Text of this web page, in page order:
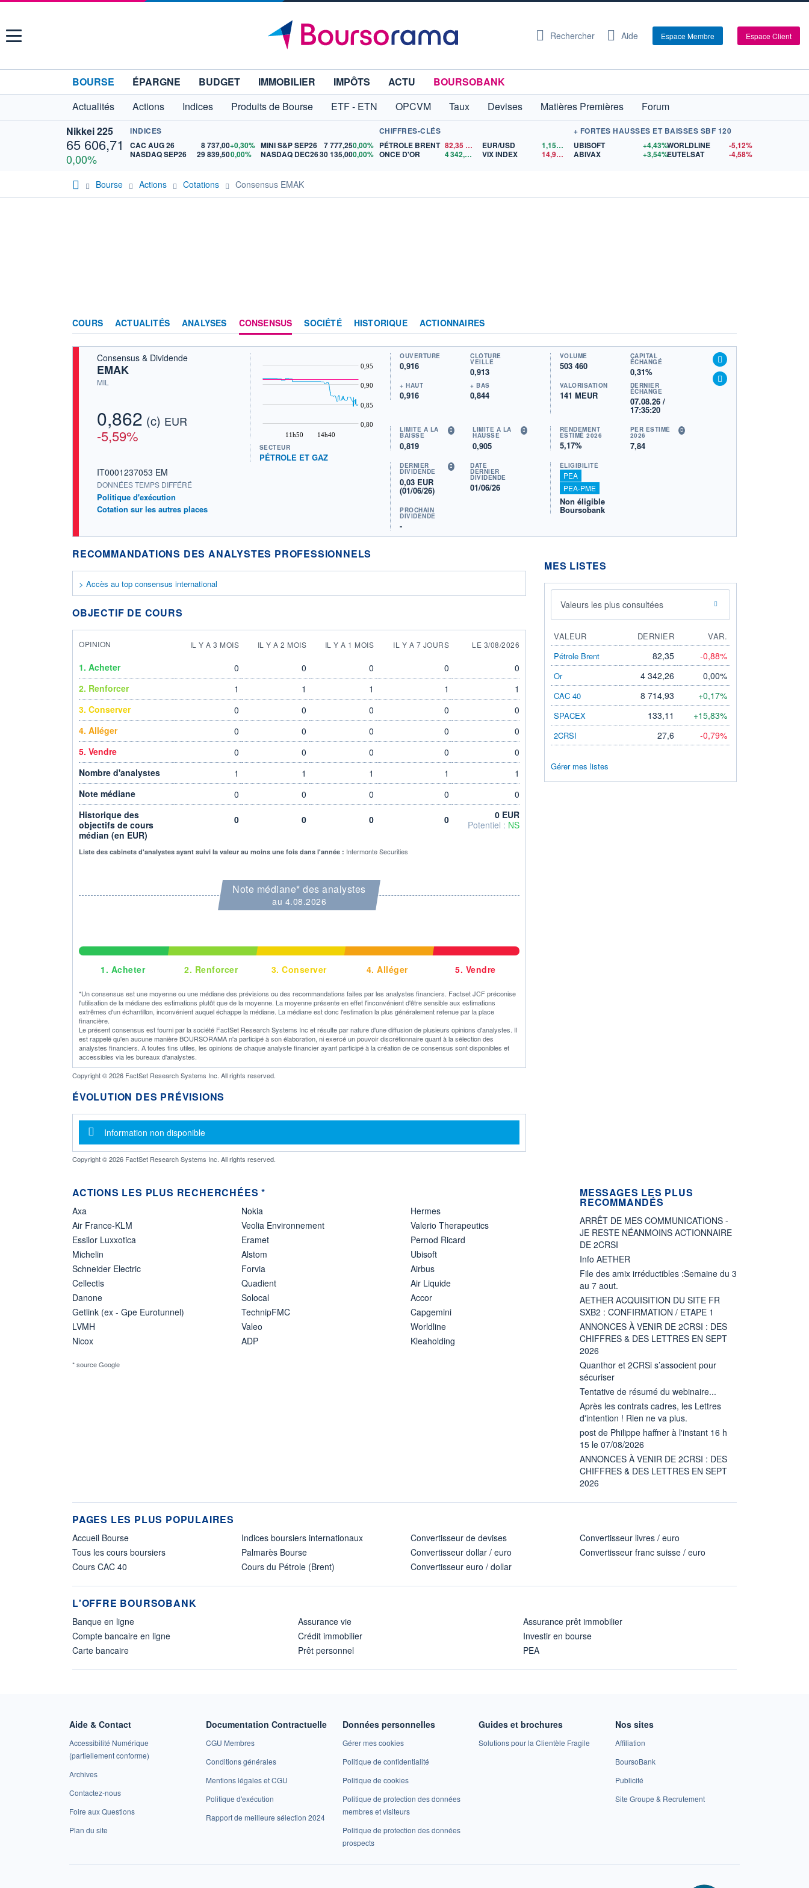
Menu Rechercher Aide Espace Membre Espace Client
BOURSE ÉPARGNE BUDGET IMMOBILIER IMPÔTS ACTU
BOURSOBANK
Actualités
Actions Indices Produits de Bourse ETF - ETN OPCVM Taux Devises Matières Premières
Forum
Nikkei 225
65 606,71
0,00%
INDICES
CAC AUG 26
8 737,00+0,30%
NASDAQ SEP26
29 839,500,00%
MINI S&P SEP26 7 777,250,00%
NASDAQ DEC2630 135,000,00%
CHIFFRES-CLÉS
PÉTROLE BRENT 82,35
ONCE D'OR
4 342,26 $US
EUR/USD 1,1559
$US
VIX INDEX
14,90$US
+ FORTES HAUSSES ET BAISSES SBF 120
UBISOFT
+4,43%
ABIVAX
+3,54%
WORLDLINE
-5,12%
EUTELSAT
-4,58%
Bourse Actions Cotations Consensus EMAK
COURS ACTUALITÉS ANALYSES CONSENSUS SOCIÉTÉ HISTORIQUE ACTIONNAIRES
Consensus & Dividende
EMAK
MIL
0,862 (c) EUR
-5,59%
IT0001237053 EM
DONNÉES TEMPS DIFFÉRÉ
Politique d'exécution
Cotation sur les autres places
11h50 14h40
0,80
0,85
0,90
0,95
SECTEUR
PÉTROLE ET GAZ
OUVERTURE
0,916
CLÔTURE
VEILLE
0,913
+ HAUT
0,916
+ BAS
0,844
VOLUME
503 460
CAPITAL
ÉCHANGÉ
0,31%
VALORISATION
141 MEUR
DERNIER
ÉCHANGE
07.08.26 /
17:35:20
LIMITE À LA
BAISSE
0,819
LIMITE À LA
HAUSSE
0,905
RENDEMENT
ESTIMÉ 2026
5,17%
PER ESTIMÉ
2026
7,84
DERNIER
DIVIDENDE
0,03 EUR
(01/06/26)
DATE
DERNIER
DIVIDENDE
01/06/26
PROCHAIN
DIVIDENDE
-
ÉLIGIBILITÉ
PEA
PEA-PME
Non éligible
Boursobank
RECOMMANDATIONS DES ANALYSTES PROFESSIONNELS
> Accès au top consensus international
OBJECTIF DE COURS
OPINION IL Y A 3 MOIS IL Y A 2 MOIS IL Y A 1 MOIS IL Y A 7 JOURS LE 3/08/2026
1. Acheter 0 0 0 0
0
2. Renforcer
1 1 1 1
1
3. Conserver
0 0 0 0
0
4. Alléger
0 0 0 0
0
5. Vendre
0 0 0 0
0
Nombre d'analystes
1 1 1 1
1
Note médiane
0 0 0 0
0
Historique des
objectifs de cours
médian (en EUR)
0 0 0 0
0 EUR
Potentiel : NS
Liste des cabinets d'analystes ayant suivi la valeur au moins une fois dans l'année : Intermonte Securities
Note médiane* des analystes
au 4.08.2026
1. Acheter 2. Renforcer 3. Conserver 4. Alléger 5. Vendre
*Un consensus est une moyenne ou une médiane des prévisions ou des recommandations faites par les analystes financiers. Factset JCF préconise
l'utilisation de la médiane des estimations plutôt que de la moyenne. La moyenne présente en effet l'inconvénient d'être sensible aux estimations
extrêmes d'un échantillon, inconvénient auquel échappe la médiane. La médiane est donc l'estimation la plus généralement retenue par la place
financière.
Le présent consensus est fourni par la société FactSet Research Systems Inc et résulte par nature d'une diffusion de plusieurs opinions d'analystes. Il
est rappelé qu'en aucune manière BOURSORAMA n'a participé à son élaboration, ni exercé un pouvoir discrétionnaire quant à la sélection des
analystes financiers. A toutes fins utiles, les opinions de chaque analyste financier ayant participé à la création de ce consensus sont disponibles et
accessibles via les bureaux d'analystes.
Copyright © 2026 FactSet Research Systems Inc. All rights reserved.
ÉVOLUTION DES PRÉVISIONS
Message d'information
Information non disponible
Copyright © 2026 FactSet Research Systems Inc. All rights reserved.
MES LISTES
Valeurs les plus consultées
VALEUR DERNIER
VAR.
Pétrole Brent
82,35 -0,88%
Or 4 342,26 0,00%
CAC 40 8 714,93 +0,17%
SPACEX 133,11 +15,83%
2CRSI 27,6 -0,79%
Gérer mes listes
ACTIONS LES PLUS RECHERCHÉES *
Axa
Air France-KLM
Essilor Luxxotica
Michelin
Schneider Electric
Cellectis
Danone
Getlink (ex - Gpe Eurotunnel)
LVMH
Nicox
Nokia
Veolia Environnement
Eramet
Alstom
Forvia
Quadient
Solocal
TechnipFMC
Valeo
ADP
Hermes
Valerio Therapeutics
Pernod Ricard
Ubisoft
Airbus
Air Liquide
Accor
Capgemini
Worldline
Kleaholding
* source Google
MESSAGES LES PLUS
RECOMMANDÉS
ARRÊT DE MES COMMUNICATIONS -
JE RESTE NÉANMOINS ACTIONNAIRE
DE 2CRSI
Info AETHER
File des amix irréductibles :Semaine du 3
au 7 aout.
AETHER ACQUISITION DU SITE FR
SXB2 : CONFIRMATION / ETAPE 1
ANNONCES À VENIR DE 2CRSI : DES
CHIFFRES & DES LETTRES EN SEPT
2026
Quanthor et 2CRSi s’associent pour
sécuriser
Tentative de résumé du webinaire...
Après les contrats cadres, les Lettres
d'intention ! Rien ne va plus.
post de Philippe haffner à l'instant 16 h
15 le 07/08/2026
ANNONCES À VENIR DE 2CRSI : DES
CHIFFRES & DES LETTRES EN SEPT
2026
PAGES LES PLUS POPULAIRES
Accueil Bourse
Tous les cours boursiers
Cours CAC 40
Indices boursiers internationaux
Palmarès Bourse
Cours du Pétrole (Brent)
Convertisseur de devises
Convertisseur dollar / euro
Convertisseur euro / dollar
Convertisseur livres / euro
Convertisseur franc suisse / euro
L'OFFRE BOURSOBANK
Banque en ligne
Compte bancaire en ligne
Carte bancaire
Assurance vie
Crédit immobilier
Prêt personnel
Assurance prêt immobilier
Investir en bourse
PEA
Aide & Contact
Accessibilité Numérique
(partiellement conforme)
Archives
Contactez-nous
Foire aux Questions
Plan du site
Documentation Contractuelle
CGU Membres
Conditions générales
Mentions légales et CGU
Politique d'exécution
Rapport de meilleure sélection 2024
Données personnelles
Gérer mes cookies
Politique de confidentialité
Politique de cookies
Politique de protection des données
membres et visiteurs
Politique de protection des données
prospects
Guides et brochures
Solutions pour la Clientèle Fragile
Nos sites
Affiliation
BoursoBank
Publicité
Site Groupe & Recrutement